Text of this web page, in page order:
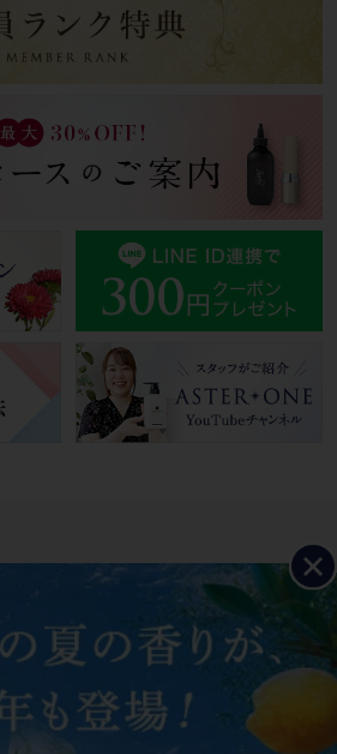
変更・解約、その他ご不明点
い合わせページ